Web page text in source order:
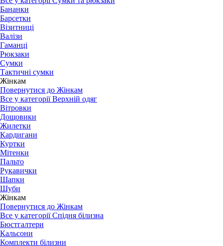
Бананки
Барсетки
Візитниці
Валізи
Гаманці
Рюкзаки
Сумки
Тактичні сумки
Жінкам
Повернутися до Жінкам
Все у категорії Верхній одяг
Вітровки
Дощовики
Жилетки
Кардигани
Куртки
Мітенки
Пальто
Рукавички
Шапки
Шуби
Жінкам
Повернутися до Жінкам
Все у категорії Спідня білизна
Бюстгалтери
Кальсони
Комплекти білизни